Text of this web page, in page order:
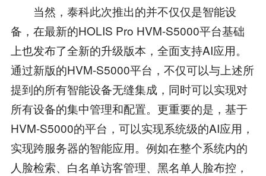
当然，泰科此次推出的并不仅仅是智能设
备，在最新的HOLIS Pro HVM-S5000平台基础
上也发布了全新的升级版本，全面支持AI应用。
通过新版的HVM-S5000平台，不仅可以与上述所
提到的所有智能设备无缝集成，同时可以实现对
所有设备的集中管理和配置。更重要的是，基于
HVM-S5000的平台，可以实现系统级的AI应用，
实现跨服务器的智能应用。例如在整个系统内的
人脸检索、白名单访客管理、黑名单人脸布控，